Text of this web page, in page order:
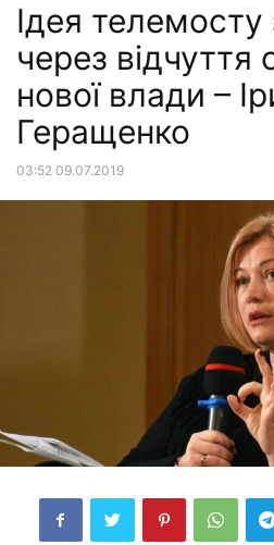
Ідея телемосту
через відчуття
нової влади –
Геращенко
03:52 09.07.2019